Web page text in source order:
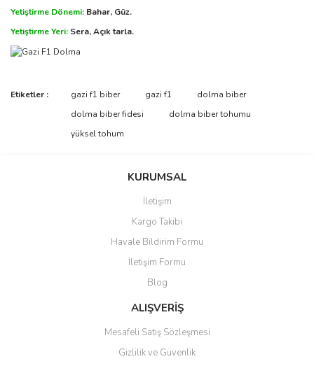
Yetiştirme Dönemi: Bahar, Güz.
Yetiştirme Yeri: Sera, Açık tarla.
Etiketler : gazi f1 biber gazi f1
dolma biber
dolma biber fidesi
dolma biber tohumu
yüksel tohum
KURUMSAL
İletişim
Kargo Takibi
Havale Bildirim Formu
İletişim Formu
Blog
ALIŞVERİŞ
Mesafeli Satış Sözleşmesi
Gizlilik ve Güvenlik